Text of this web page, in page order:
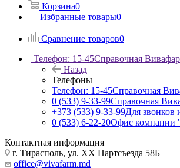
Корзина0
Избранные товары0
Сравнение товаров0
Телефон: 15-45Справочная
Назад
Телефоны
Телефон: 15-45Справочная
0 (533) 9-33-99Справочная
+373 (533) 9-33-99Для звонков
0 (533) 6-22-20Офис компании
Контактная информация
г. Тирасполь, ул. ХХ Партсъезда 58Б
office@vivafarm.md